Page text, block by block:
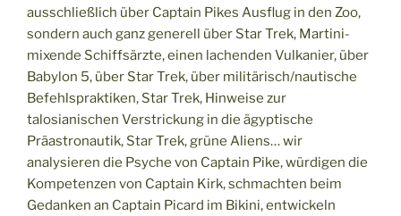
ausschließlich über Captain Pikes Ausflug in den Zoo,
sondern auch ganz generell über Star Trek, Martini-
mixende Schiffsärzte, einen lachenden Vulkanier, über
Babylon 5, über Star Trek, über militärisch/nautische
Befehlspraktiken, Star Trek, Hinweise zur
talosianischen Verstrickung in die ägyptische
Präastronautik, Star Trek, grüne Aliens… wir
analysieren die Psyche von Captain Pike, würdigen die
Kompetenzen von Captain Kirk, schmachten beim
Gedanken an Captain Picard im Bikini, entwickeln